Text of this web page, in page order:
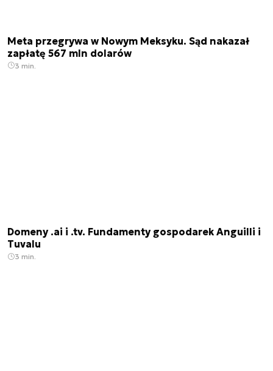
Meta przegrywa w Nowym Meksyku. Sąd nakazał
zapłatę 567 mln dolarów
3 min.
Domeny .ai i .tv. Fundamenty gospodarek Anguilli i
Tuvalu
3 min.